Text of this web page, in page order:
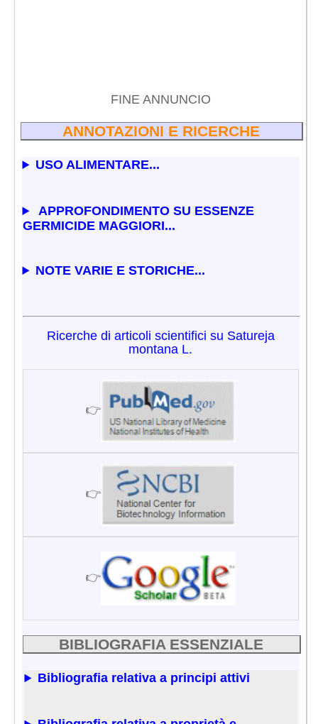
FINE ANNUNCIO
ANNOTAZIONI E RICERCHE
USO ALIMENTARE...
APPROFONDIMENTO SU ESSENZE
GERMICIDE MAGGIORI...
NOTE VARIE E STORICHE...
Ricerche di articoli scientifici su Satureja
montana L.
👉
👉
👉
BIBLIOGRAFIA ESSENZIALE
Bibliografia relativa a principi attivi